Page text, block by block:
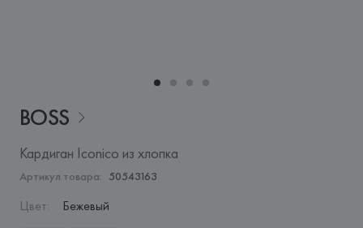
BOSS
Кардиган Iconico из хлопка
Артикул товара: 50543163
Цвет: Бежевый